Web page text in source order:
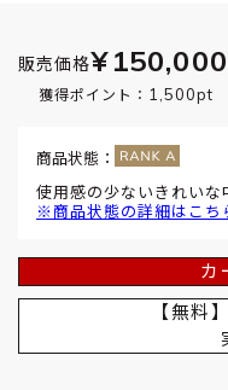
販売価格¥150,000
獲得ポイント： 1,500pt
商品状態：
使用感の少ないきれいな
※商品状態の詳細はこち
カ
【無料